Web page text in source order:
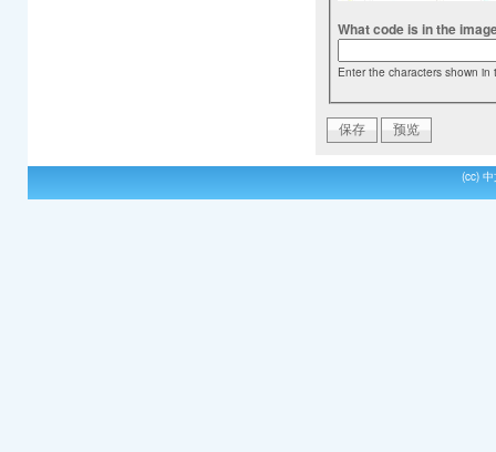
What code is in the
Enter the characters shown in
(cc)中